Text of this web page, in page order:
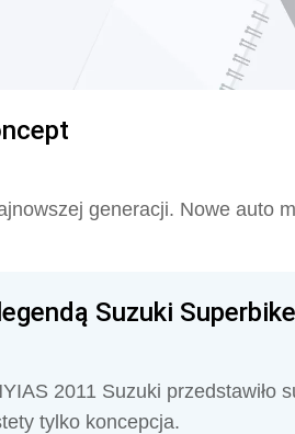
generacji. Nowe auto
Suzuki Superbike
2011 Suzuki przedstawiło
tylko koncepcja.